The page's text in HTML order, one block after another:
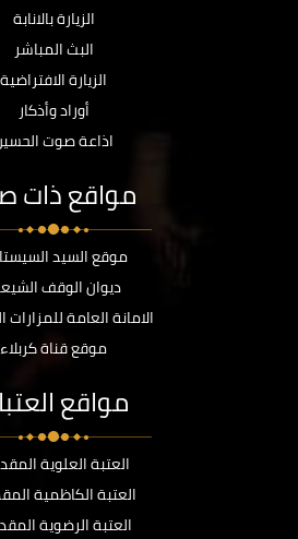
الزيارة بالانابة
البث المباشر
الزيارة الافتراضية
أوراد وأذكار
اذاعة صوت
مواقع ذات
موقع السيد
ديوان الوقف
الامانة العامة
موقع قناة كربلاء
مواقع
العتبة العلوية
العتبة الكاظمية
العتبة الرضوية